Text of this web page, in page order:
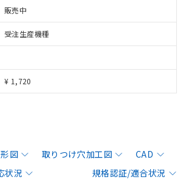
販売中
受注生産機種
¥ 1,720
図 取りつけ穴加工図
CAD
状況
規格認証/適合状況